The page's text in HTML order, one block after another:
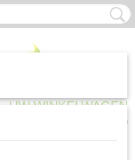
UW WINKELWAGEN
(0)